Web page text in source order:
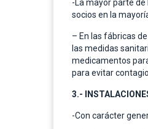
-La mayor parte
socios en la
– En las fábricas
las medidas
medicamentos
para evitar
3.-
-Con carácter